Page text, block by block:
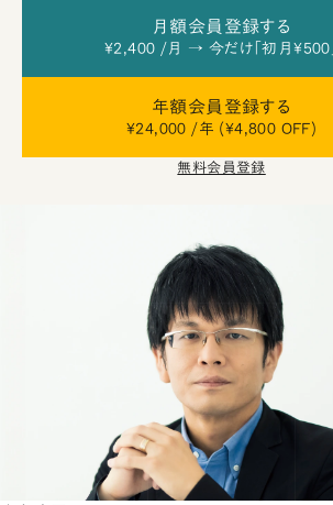
月額会員登録する
¥2,400 /月 → 今だけ「初月¥500」
年額会員登録する
¥24,000 /年 (¥4,800 OFF)
無料会員登録